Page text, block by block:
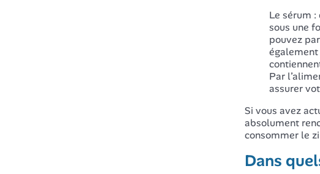
Le sérum
sous une
pouvez
Par
assurer
Si vous avez
absolument
consommer le
Dans